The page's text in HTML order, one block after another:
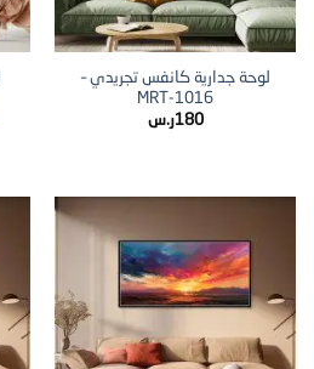
لوحة جدارية كانفس تجريدي –
MRT-1016
180ر.س